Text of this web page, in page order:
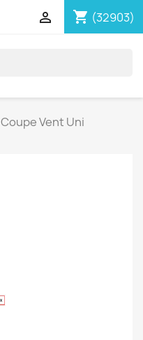
shopping_cart (32903)

Coupe Vent Uni